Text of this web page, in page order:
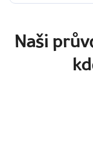
Naši